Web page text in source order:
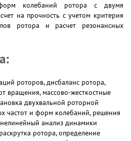
колебаний ротора с двумя
на прочность с учетом критерия
ротора и расчет резонансных
роторов, дисбаланс ротора,
вращения, массово-жесткостные
двухвальной роторной
частот и форм колебаний, решения
анализ динамики
ротора, определение